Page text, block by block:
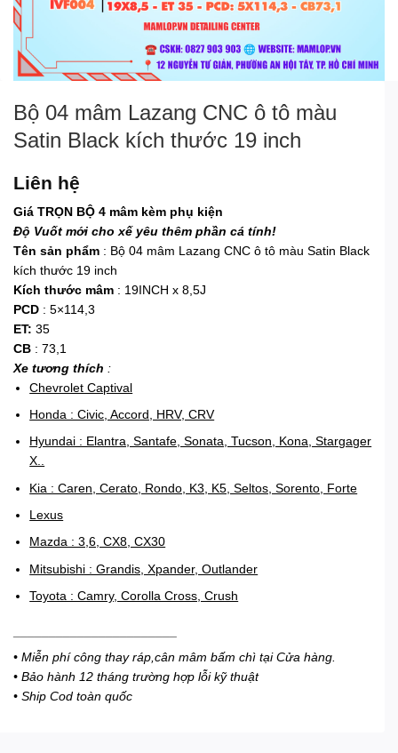
Bộ 04 mâm Lazang CNC ô tô màu
Satin Black kích thước 19 inch
Liên hệ
Giá TRỌN BỘ 4 mâm kèm phụ kiện
Độ Vuốt mới cho xế yêu thêm phần cá tính!
Tên sản phẩm : Bộ 04 mâm Lazang CNC ô tô màu Satin Black
kích thước 19 inch
Kích thước mâm : 19INCH x 8,5J
PCD : 5×114,3
ET: 35
CB : 73,1
Xe tương thích :
Chevrolet Captival
Honda : Civic, Accord, HRV, CRV
Hyundai : Elantra, Santafe, Sonata, Tucson, Kona, Stargager
X..
Kia : Caren, Cerato, Rondo, K3, K5, Seltos, Sorento, Forte
Lexus
Mazda : 3,6, CX8, CX30
Mitsubishi : Grandis, Xpander, Outlander
Toyota : Camry, Corolla Cross, Crush
• Miễn phí công thay ráp,cân mâm bấm chì tại Cửa hàng.
• Bảo hành 12 tháng trường hợp lỗi kỹ thuật
• Ship Cod toàn quốc